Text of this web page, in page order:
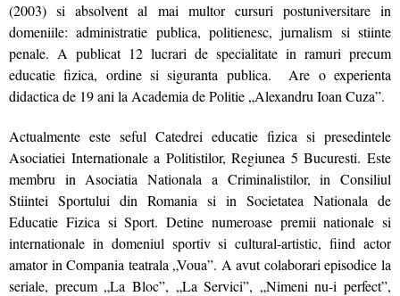
(2003) si absolvent al mai multor cursuri postuniversitare in
domeniile: administratie publica, politienesc, jurnalism si stiinte
penale. A publicat 12 lucrari de specialitate in ramuri precum
educatie fizica, ordine si siguranta publica. Are o experienta
didactica de 19 ani la Academia de Politie „Alexandru Ioan Cuza”.
Actualmente este seful Catedrei educatie fizica si presedintele
Asociatiei Internationale a Politistilor, Regiunea 5 Bucuresti. Este
membru in Asociatia Nationala a Criminalistilor, in Consiliul
Stiintei Sportului din Romania si in Societatea Nationala de
Educatie Fizica si Sport. Detine numeroase premii nationale si
internationale in domeniul sportiv si cultural-artistic, fiind actor
amator in Compania teatrala „Voua”. A avut colaborari episodice la
seriale, precum „La Bloc”, „La Servici”, „Nimeni nu-i perfect”,